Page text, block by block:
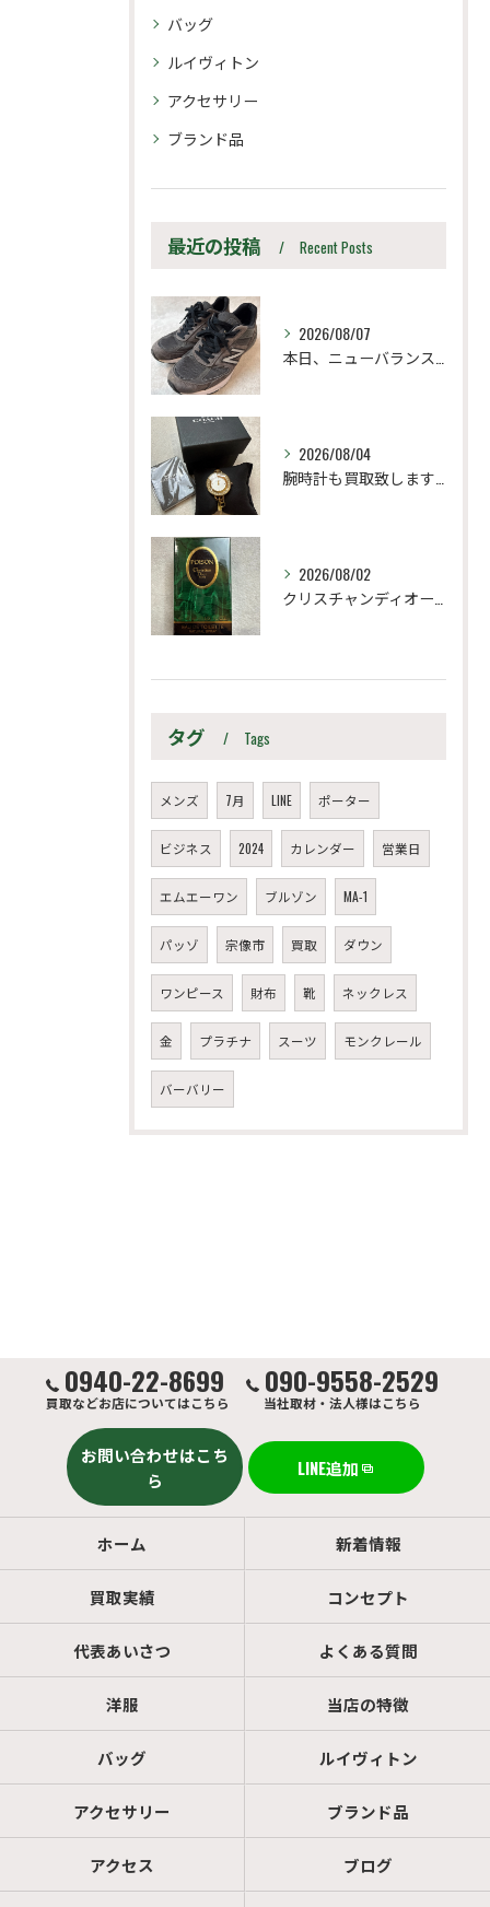
バッグ
ルイヴィトン
アクセサリー
ブランド品
最近の投稿 Recent Posts
2026/08/07
2026/08/04
2026/08/02
タグ Tags
メンズ 7月 LINE ポーター
ビジネス 2024 カレンダー 営業日
エムエーワン ブルゾン MA-1
パッゾ 宗像市 買取 ダウン
ワンピース 財布 靴 ネックレス
金 プラチナ スーツ モンクレール
バーバリー
0940-22-8699
買取などお店についてはこちら
090-9558-2529
当社取材・法人様はこちら
お問い合わせはこち
ら
LINE追加
ホーム 新着情報
買取実績 コンセプト
代表あいさつ よくある質問
洋服 当店の特徴
バッグ ルイヴィトン
アクセサリー ブランド品
アクセス ブログ